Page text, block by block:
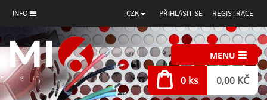
INFO CZK PŘIHLÁSIT SE REGISTRACE
MENU
0 ks 0,00 KČ